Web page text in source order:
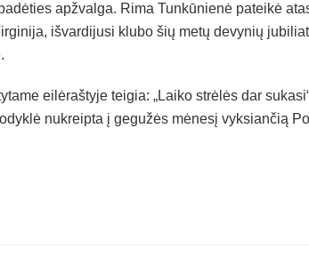
apžvalga. Rima Tunkūnienė pateikė
išvardijusi klubo šių metų devynių
eilėraštyje teigia: „Laiko strėlės dar
nukreipta į gegužės mėnesį vyksiančią